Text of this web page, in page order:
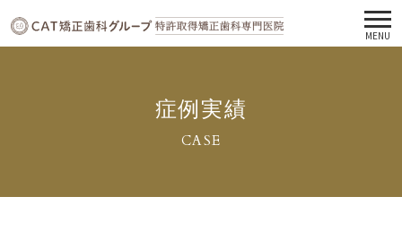
MENU
症例実績
CASE